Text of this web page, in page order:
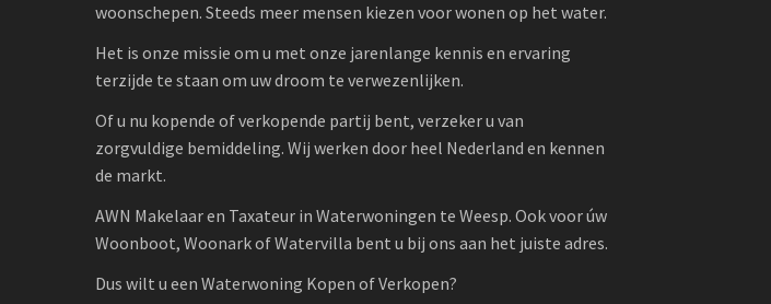
woonschepen. Steeds meer mensen kiezen voor wonen op het water.
Het is onze missie om u met onze jarenlange kennis en ervaring
terzijde te staan om uw droom te verwezenlijken.
Of u nu kopende of verkopende partij bent, verzeker u van
zorgvuldige bemiddeling. Wij werken door heel Nederland en kennen
de markt.
AWN Makelaar en Taxateur in Waterwoningen te Weesp. Ook voor úw
Woonboot, Woonark of Watervilla bent u bij ons aan het juiste adres.
Dus wilt u een Waterwoning Kopen of Verkopen?